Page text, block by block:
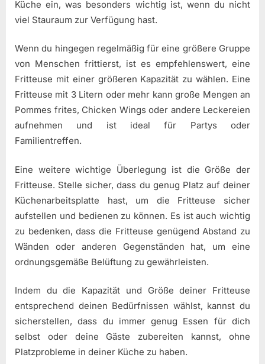
Küche ein, was besonders wichtig ist, wenn du nicht
viel Stauraum zur Verfügung hast.
Wenn du hingegen regelmäßig für eine größere Gruppe
von Menschen frittierst, ist es empfehlenswert, eine
Fritteuse mit einer größeren Kapazität zu wählen. Eine
Fritteuse mit 3 Litern oder mehr kann große Mengen an
Pommes frites, Chicken Wings oder andere Leckereien
aufnehmen und ist ideal für Partys oder
Familientreffen.
Eine weitere wichtige Überlegung ist die Größe der
Fritteuse. Stelle sicher, dass du genug Platz auf deiner
Küchenarbeitsplatte hast, um die Fritteuse sicher
aufstellen und bedienen zu können. Es ist auch wichtig
zu bedenken, dass die Fritteuse genügend Abstand zu
Wänden oder anderen Gegenständen hat, um eine
ordnungsgemäße Belüftung zu gewährleisten.
Indem du die Kapazität und Größe deiner Fritteuse
entsprechend deinen Bedürfnissen wählst, kannst du
sicherstellen, dass du immer genug Essen für dich
selbst oder deine Gäste zubereiten kannst, ohne
Platzprobleme in deiner Küche zu haben.